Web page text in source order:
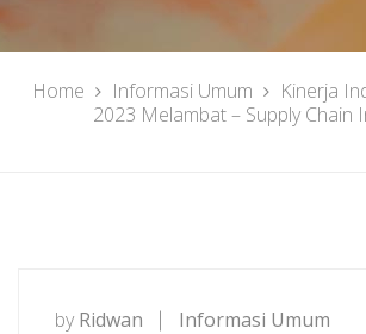
Home Informasi Umum
Kinerja
2023 Melambat – Supply Chain
by Ridwan Informasi Umum